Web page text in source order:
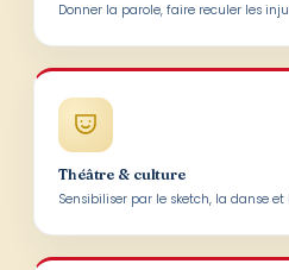
Donner la parole, faire reculer les
Théâtre & culture
Sensibiliser par le sketch, la danse